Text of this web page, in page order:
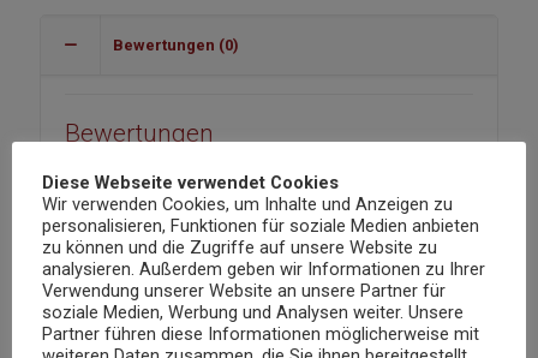
Bewertungen (0)
Bewertungen
Es gibt noch keine Bewertungen.
Schreibe die erste Bewertung für
„Sula shiraz Rot Wein“
Deine E-Mail-Adresse wird nicht veröffentlicht.
Erforderliche Felder sind mit*markiert
Deine Bewertung*
Diese Webseite verwendet Cookies
Wir verwenden Cookies, um Inhalte und Anzeigen zu
personalisieren, Funktionen für soziale Medien anbieten
zu können und die Zugriffe auf unsere Website zu
analysieren. Außerdem geben wir Informationen zu Ihrer
Verwendung unserer Website an unsere Partner für
soziale Medien, Werbung und Analysen weiter. Unsere
Partner führen diese Informationen möglicherweise mit